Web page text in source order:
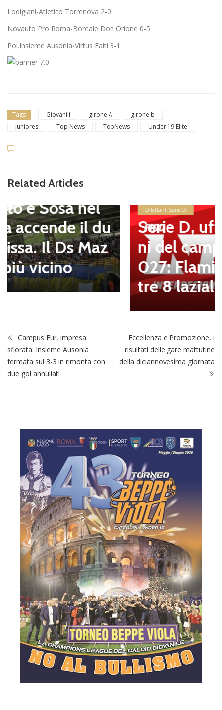
Lodigiani-Atletico Torrenova 2-0
Novauto Pro Roma-Boreale Don Orione 0-5
Pol.Insieme Ausonia-Virtus Faiti 3-1
Tags Giovanili girone A
girone b
juniores
Top News TopNews Under 19 Elite
Related Articles
Dilettanti Serie D
Serie D, ufficializzati i giro
ni del campionato 2026/2
027: Flaminia nell’E e le al
tre 8 laziali nel G
Campus Eur, impresa
sfiorata: Insieme Ausonia
fermata sul 3-3 in rimonta con
Eccellenza e Promozione, i
risultati delle gare mattutine
della diciannovesima giornata